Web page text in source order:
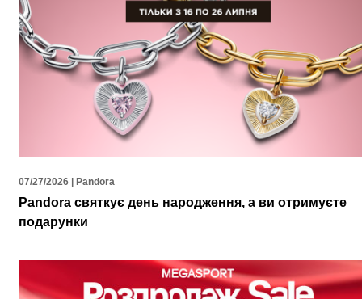
07/27/2026 | Pandora
Pandora святкує день народження, а ви отримуєте
подарунки